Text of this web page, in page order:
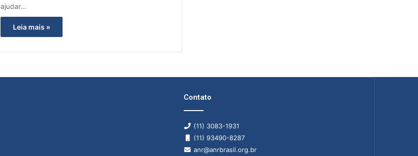
ajudar…
Leia mais »
Contato
(11) 3083-1931
(11) 93490-8287
anr@anrbrasil.org.br